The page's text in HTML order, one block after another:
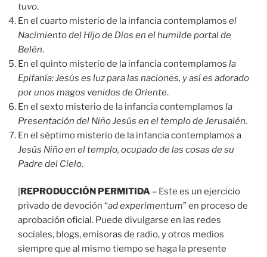
tuvo.
En el cuarto misterio de la infancia contemplamos el
Nacimiento del Hijo de Dios en el humilde portal de
Belén.
En el quinto misterio de la infancia contemplamos la
Epifanía: Jesús es luz para las naciones, y así es adorado
por unos magos venidos de Oriente.
En el sexto misterio de la infancia contemplamos la
Presentación del Niño Jesús en el templo de Jerusalén.
En el séptimo misterio de la infancia contemplamos a
Jesús Niño en el templo, ocupado de las cosas de su
Padre del Cielo.
[REPRODUCCIÓN PERMITIDA – Este es un ejercicio
privado de devoción “ad experimentum” en proceso de
aprobación oficial. Puede divulgarse en las redes
sociales, blogs, emisoras de radio, y otros medios
siempre que al mismo tiempo se haga la presente